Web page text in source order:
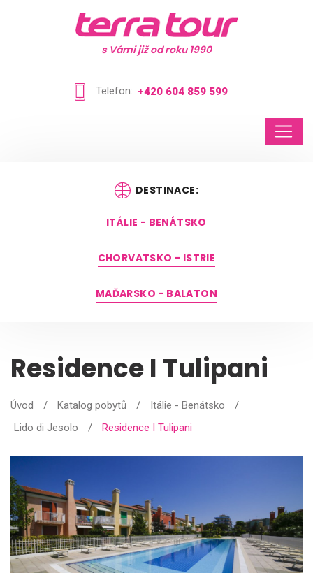
s Vámi již od roku 1990
Telefon: +420 604 859 599
DESTINACE:
ITÁLIE - BENÁTSKO
CHORVATSKO - ISTRIE
MAĎARSKO - BALATON
Residence I Tulipani
Úvod / Katalog pobytů / Itálie - Benátsko
/
Lido di Jesolo
/ Residence I Tulipani